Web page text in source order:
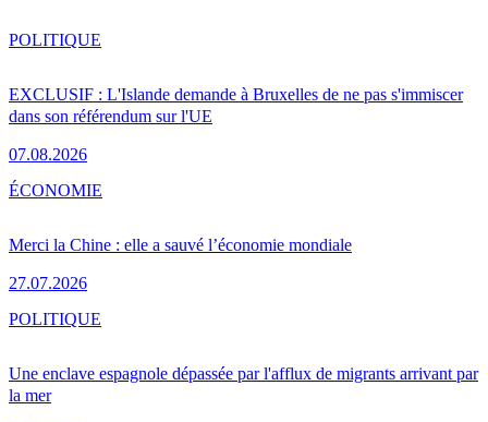
EXCLUSIF : L'Islande demande à Bruxelles de ne pas s'immiscer
dans son référendum sur l'UE
07.08.2026
POLITIQUE
Merci la Chine : elle a sauvé l’économie mondiale
27.07.2026
ÉCONOMIE
Une enclave espagnole dépassée par l'afflux de migrants arrivant par
la mer
POLITIQUE